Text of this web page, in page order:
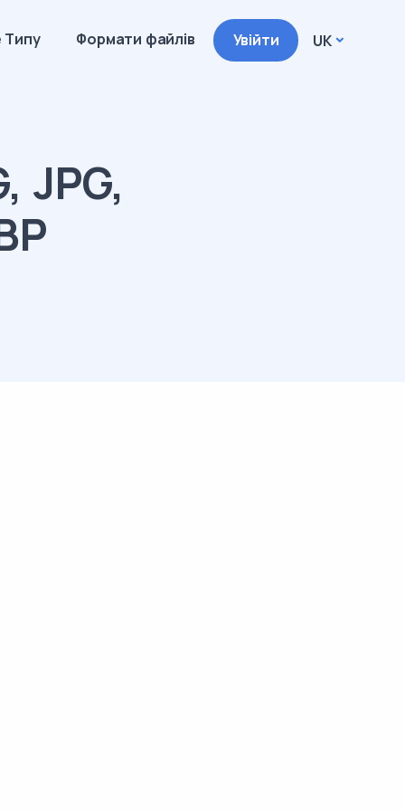
Типу Формати файлів Увійти UK
JPG,